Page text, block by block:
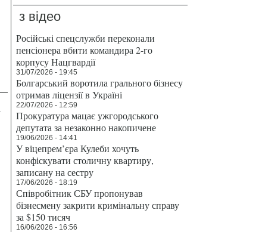
з відео
Російські спецслужби переконали
пенсіонера вбити командира 2-го
корпусу Нацгвардії
31/07/2026 - 19:45
Болгарський воротила грального бізнесу
отримав ліцензії в Україні
22/07/2026 - 12:59
Прокуратура мацає ужгородського
депутата за незаконно накопичене
19/06/2026 - 14:41
У віцепрем’єра Кулеби хочуть
конфіскувати столичну квартиру,
записану на сестру
17/06/2026 - 18:19
Співробітник СБУ пропонував
бізнесмену закрити кримінальну справу
за $150 тисяч
16/06/2026 - 16:56